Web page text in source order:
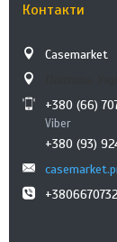
Контакти
Casemarket
+380 (66)
Viber
+380 (93)